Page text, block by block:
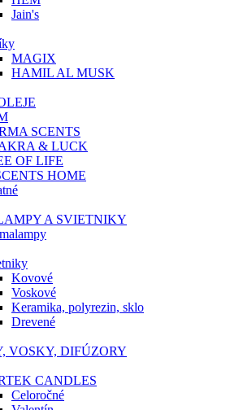
Jain's
MAGIX
HAMIL AL MUSK
SCENTS
& LUCK
OF LIFE
HOME
A SVIETNIKY
Kovové
Voskové
Keramika, polyrezin, sklo
Drevené
VOSKY, DIFÚZORY
CANDLES
Celoročné